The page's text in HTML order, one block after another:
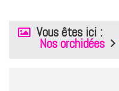
Vous êtes ici :
Nos orchidées